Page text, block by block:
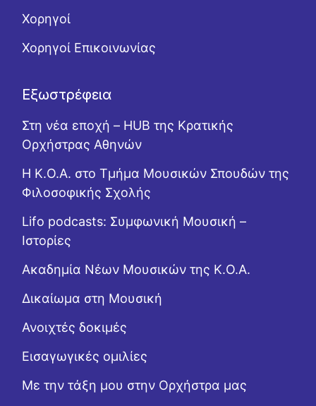
Χορηγοί
Χορηγοί Επικοινωνίας
Εξωστρέφεια
Στη νέα εποχή – HUB της Κρατικής
Ορχήστρας Αθηνών
Η Κ.Ο.Α. στο Τμήμα Μουσικών Σπουδών της
Φιλοσοφικής Σχολής
Lifo podcasts: Συμφωνική Μουσική –
Ιστορίες
Ακαδημία Νέων Μουσικών της Κ.Ο.Α.
Δικαίωμα στη Μουσική
Ανοιχτές δοκιμές
Εισαγωγικές ομιλίες
Με την τάξη μου στην Ορχήστρα μας